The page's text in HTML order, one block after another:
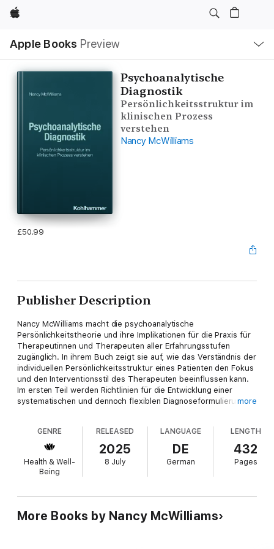
Apple
Apple Books Preview
Nav
Open
Menu
Psychoanalytische
Diagnostik
Persönlichkeitsstruktur im
klinischen Prozess
verstehen
Nancy McWilliams
£50.99
Publisher Description
Nancy McWilliams macht die psychoanalytische
Persönlichkeitstheorie und ihre Implikationen für die Praxis für
Therapeutinnen und Therapeuten aller Erfahrungsstufen
zugänglich. In ihrem Buch zeigt sie auf, wie das Verständnis der
individuellen Persönlichkeitsstruktur eines Patienten den Fokus
und den Interventionsstil des Therapeuten beeinflussen kann.
Im ersten Teil werden Richtlinien für die Entwicklung einer
systematischen und dennoch flexiblen Diagnoseformulierung
psychoanalytische Paradigmen, die sich auf die
Charakterstruktur beziehen. Sie zeigt, wie die analytische
Theorie Instrumente bereitstellt, um Patienten als komplexe
Ganzheiten und nicht als Ansammlungen von komorbiden
Symptomen zu sehen und zu behandeln.
Teil 2 geht näher auf die Hauptcharaktertypen ein und
more
GENRE
Health & Well-
Being
RELEASED
2025
8 July
LANGUAGE
DE
German
LENGTH
432
Pages
More Books by Nancy McWilliams